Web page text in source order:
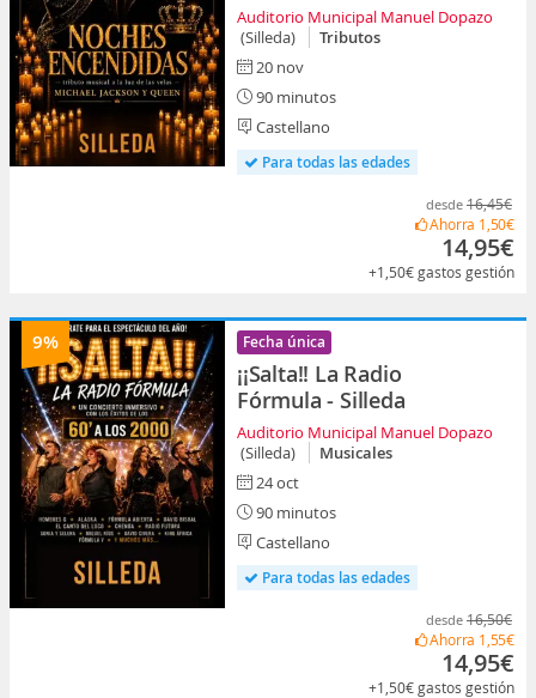
Auditorio Municipal Manuel Dopazo
(Silleda)
Tributos
20 nov
90 minutos
Castellano
Para todas las edades
desde 16,45€
Ahorra 1,50€
14,95€
+1,50€gastos gestión
9% Fecha única
¡¡Salta!! La Radio
Fórmula - Silleda
Auditorio Municipal Manuel Dopazo
(Silleda)
Musicales
24 oct
90 minutos
Castellano
Para todas las edades
desde 16,50€
Ahorra 1,55€
14,95€
+1,50€gastos gestión